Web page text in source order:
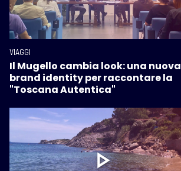
VIAGGI
Il Mugello cambia look: una nuova
brand identity per raccontare la
"Toscana Autentica"